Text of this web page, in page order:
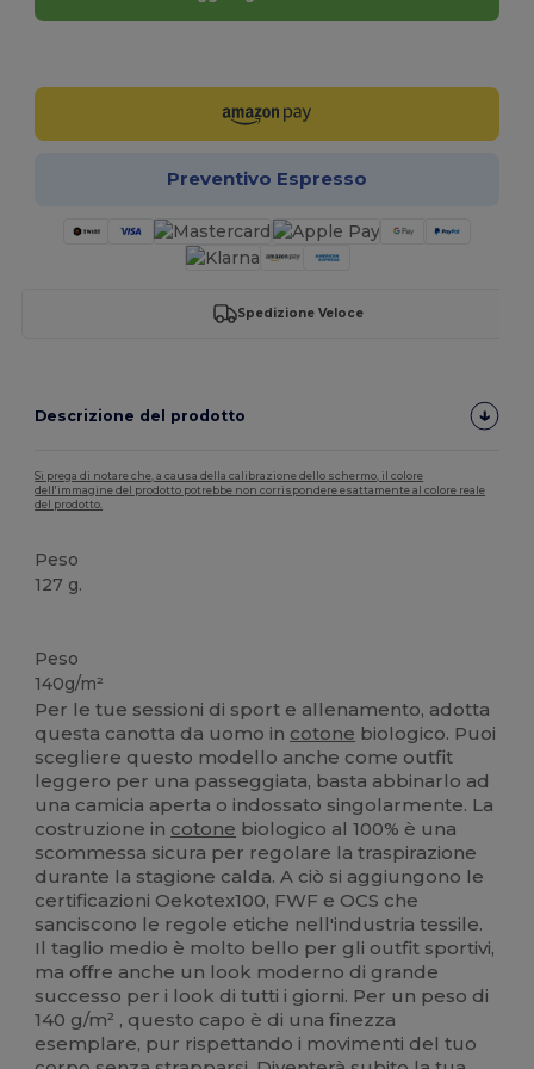
Preventivo Espresso
Spedizione Veloce
Descrizione del prodotto
Si prega di notare che, a causa della calibrazione dello schermo, il colore
dell'immagine del prodotto potrebbe non corrispondere esattamente al colore reale
del prodotto.
Peso
127 g.
Peso
140g/m²
Per le tue sessioni di sport e allenamento, adotta
questa canotta da uomo in cotone biologico. Puoi
scegliere questo modello anche come outfit
leggero per una passeggiata, basta abbinarlo ad
una camicia aperta o indossato singolarmente. La
costruzione in cotone biologico al 100% è una
scommessa sicura per regolare la traspirazione
durante la stagione calda. A ciò si aggiungono le
certificazioni Oekotex100, FWF e OCS che
sanciscono le regole etiche nell'industria tessile.
Il taglio medio è molto bello per gli outfit sportivi,
ma offre anche un look moderno di grande
successo per i look di tutti i giorni. Per un peso di
140 g/m² , questo capo è di una finezza
esemplare, pur rispettando i movimenti del tuo